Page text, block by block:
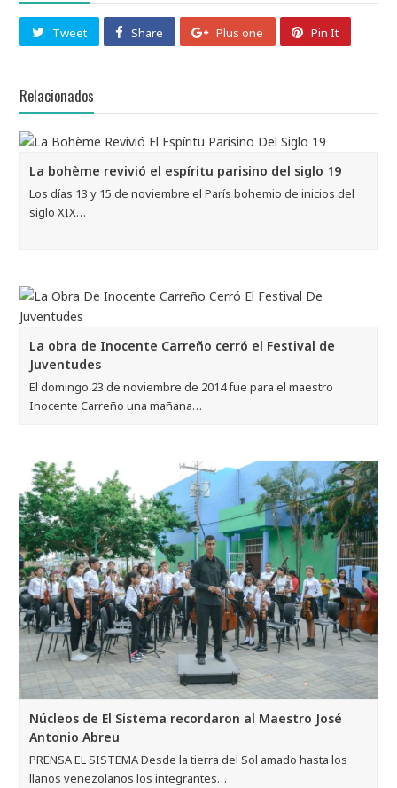
Tweet Share Plus one Pin It
Relacionados
La bohème revivió el espíritu parisino del siglo 19
Los días 13 y 15 de noviembre el París bohemio de inicios del
siglo XIX…
La obra de Inocente Carreño cerró el Festival de
Juventudes
El domingo 23 de noviembre de 2014 fue para el maestro
Inocente Carreño una mañana…
Núcleos de El Sistema recordaron al Maestro José
Antonio Abreu
PRENSA EL SISTEMA Desde la tierra del Sol amado hasta los
llanos venezolanos los integrantes…